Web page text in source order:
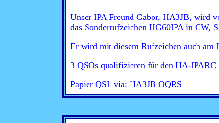
Unser IPA Freund Gabor, HA3JB, wird
das Sonderrufzeichen HG60IPA in CW,
Er wird mit diesem Rufzeichen auch am
3 QSOs qualifizieren für den HA-
Papier QSL via: HA3JB OQRS